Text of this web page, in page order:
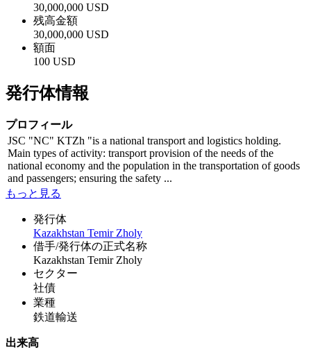
30,000,000 USD
残高金額
30,000,000 USD
額面
100 USD
発行体情報
プロフィール
JSC "NC" KTZh "is a national transport and logistics holding.
Main types of activity: transport provision of the needs of the
national economy and the population in the transportation of goods
and passengers; ensuring the safety ...
もっと見る
発行体
Kazakhstan Temir Zholy
借手/発行体の正式名称
Kazakhstan Temir Zholy
セクター
社債
業種
鉄道輸送
出来高